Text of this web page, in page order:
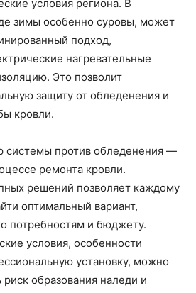
условия региона. В
зимы особенно суровы, может
подход,
нагревательные
Это позволит
защиту от обледенения и
кровли.
системы против обледенения —
ремонта кровли.
решений позволяет каждому
оптимальный вариант,
потребностям и бюджету.
условия, особенности
установку, можно
риск образования наледи и